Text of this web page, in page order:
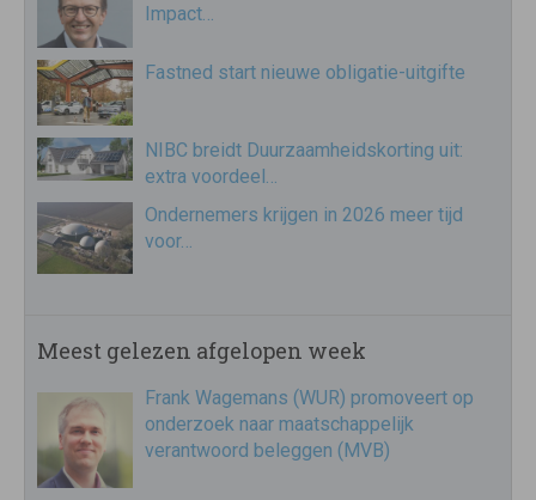
Impact…
Fastned start nieuwe obligatie-uitgifte
NIBC breidt Duurzaamheidskorting uit:
extra voordeel…
Ondernemers krijgen in 2026 meer tijd
voor…
Meest gelezen afgelopen week
Frank Wagemans (WUR) promoveert op
onderzoek naar maatschappelijk
verantwoord beleggen (MVB)